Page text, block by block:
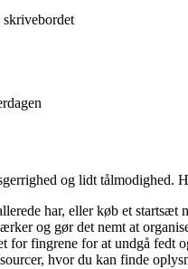
og lidt tålmodighed.
har, eller køb et
og gør det nemt at
for fingrene for at undgå fedt
hvor du kan finde